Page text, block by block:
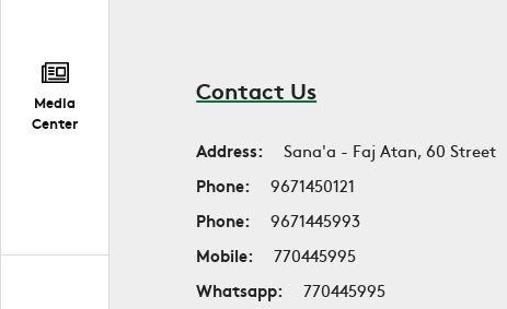
Media
Center
Contact Us
Address:
Sana'a - Faj Atan, 60 Street
Phone:
9671450121
Phone:
9671445993
Mobile:
770445995
Whatsapp:
770445995